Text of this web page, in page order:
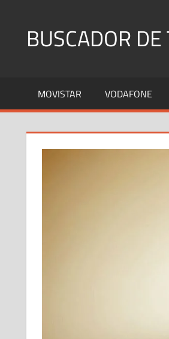
contenidoBUSCADOR
Fijos
y
MOVISTAR VODAFONE